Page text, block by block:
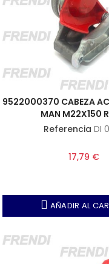
9522000370 CABEZA
MAN M22X150
Referencia DI
17,79 €
AÑADIR AL